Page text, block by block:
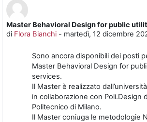
Master Behavioral Design for public
di Flora Bianchi - martedì, 12 dicembre
Numero di risposte: 0
Sono ancora disponibili dei posti
Master Behavioral Design for
services.
Il Master è realizzato
in collaborazione con Poli.Design
Politecnico di Milano.
Il Master coniuga le metodologie